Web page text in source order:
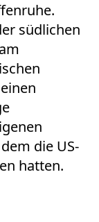
südlichen
die US-
hatten.